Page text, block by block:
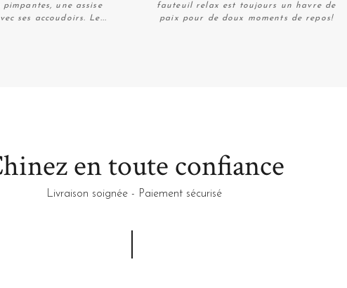
pimpantes, une assise
ses accoudoirs. Le...
fauteuil relax est toujours un havre de
paix pour de doux moments de repos!
en toute confiance
Livraison soignée - Paiement sécurisé